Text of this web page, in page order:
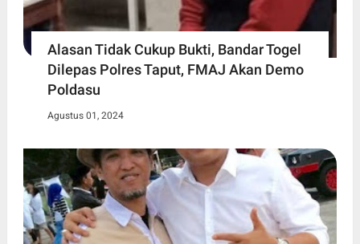
Alasan Tidak Cukup Bukti, Bandar Togel
Dilepas Polres Taput, FMAJ Akan Demo
Poldasu
Agustus 01, 2024